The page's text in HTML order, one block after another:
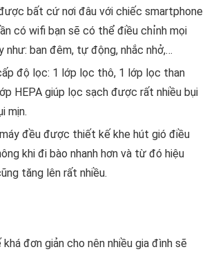
bất cứ nơi đâu với chiếc smartphone
có wifi bạn sẽ có thể điều chỉnh mọi
như: ban đêm, tự động, nhắc nhở,…
độ lọc: 1 lớp lọc thô, 1 lớp lọc than
HEPA giúp lọc sạch được rất nhiều bụi
mịn.
đều được thiết kế khe hút gió điều
khi đi bào nhanh hơn và từ đó hiệu
tăng lên rất nhiều.
đơn giản cho nên nhiều gia đình sẽ